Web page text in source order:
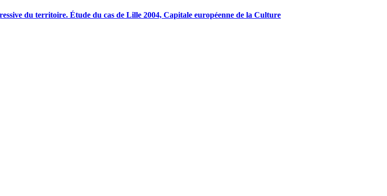
du territoire. Étude du cas de Lille 2004, Capitale européenne de la Culture